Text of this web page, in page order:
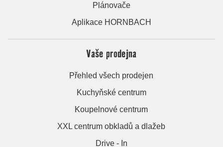
Plánovače
Aplikace HORNBACH
Vaše prodejna
Přehled všech prodejen
Kuchyňské centrum
Koupelnové centrum
XXL centrum obkladů a dlažeb
Drive - In